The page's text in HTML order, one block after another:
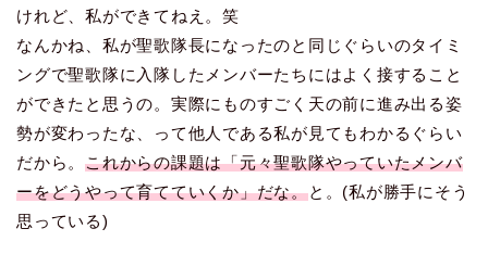
けれど、私ができてねえ。笑
なんかね、私が聖歌隊長になったのと同じぐらいのタイミ
ングで聖歌隊に入隊したメンバーたちにはよく接すること
ができたと思うの。実際にものすごく天の前に進み出る姿
勢が変わったな、って他人である私が見てもわかるぐらい
だから。これからの課題は「元々聖歌隊やっていたメンバ
ーをどうやって育てていくか」だな。と。(私が勝手にそう
思っている)